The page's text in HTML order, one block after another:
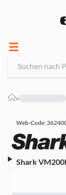
»
Web-Code:
Shark